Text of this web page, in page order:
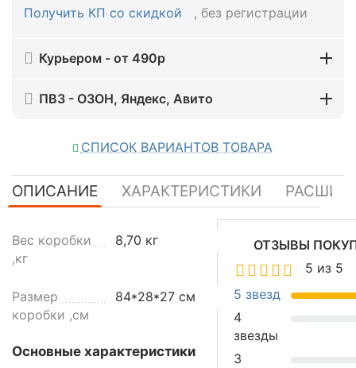
Получить КП со скидкой
, без регистрации
Курьером - от 490р
ПВЗ - ОЗОН, Яндекс, Авито
СПИСОК ВАРИАНТОВ ТОВАРА
ОПИСАНИЕ ХАРАКТЕРИСТИКИ
С
о
о
к
щ
Вес коробки
,кг
8,70 кг
Размер
коробки ,см
84*28*27 см
Основные характеристики
ОТЗЫВЫ
5 из 5
5 звезд
4
звезды
3